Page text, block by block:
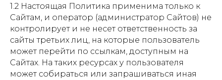
1.2 Настоящая Политика применима только к
Сайтам, и оператор (администратор Сайтов) не
контролирует и не несет ответственность за
сайты третьих лиц, на которые пользователь
может перейти по ссылкам, доступным на
Сайтах. На таких ресурсах у пользователя
может собираться или запрашиваться иная